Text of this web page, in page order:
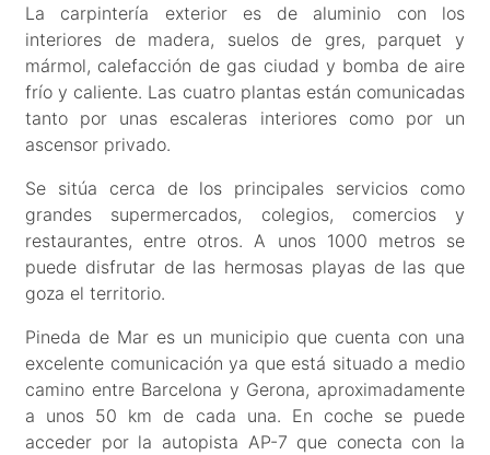
La carpintería exterior es de aluminio con los
interiores de madera, suelos de gres, parquet y
mármol, calefacción de gas ciudad y bomba de aire
frío y caliente. Las cuatro plantas están comunicadas
tanto por unas escaleras interiores como por un
ascensor privado.
Se sitúa cerca de los principales servicios como
grandes supermercados, colegios, comercios y
restaurantes, entre otros. A unos 1000 metros se
puede disfrutar de las hermosas playas de las que
goza el territorio.
Pineda de Mar es un municipio que cuenta con una
excelente comunicación ya que está situado a medio
camino entre Barcelona y Gerona, aproximadamente
a unos 50 km de cada una. En coche se puede
acceder por la autopista AP-7 que conecta con la